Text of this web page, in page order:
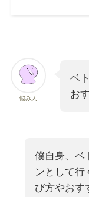
悩み人
ベ
お
僕自身、ベ
ンとして行
び方やおす